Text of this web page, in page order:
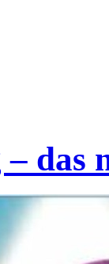
das